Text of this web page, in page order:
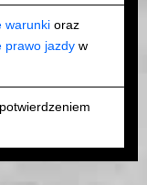
warunki oraz
prawo jazdy w